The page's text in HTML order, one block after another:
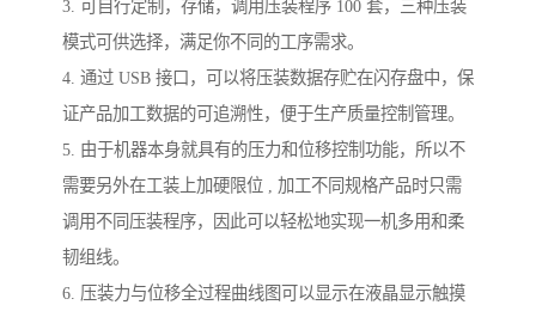
3. 可自行定制，存储，调用压装程序 100 套，三种压装
模式可供选择，满足你不同的工序需求。
4. 通过 USB 接口，可以将压装数据存贮在闪存盘中，保
证产品加工数据的可追溯性，便于生产质量控制管理。
5. 由于机器本身就具有的压力和位移控制功能，所以不
需要另外在工装上加硬限位 , 加工不同规格产品时只需
调用不同压装程序，因此可以轻松地实现一机多用和柔
韧组线。
6. 压装力与位移全过程曲线图可以显示在液晶显示触摸